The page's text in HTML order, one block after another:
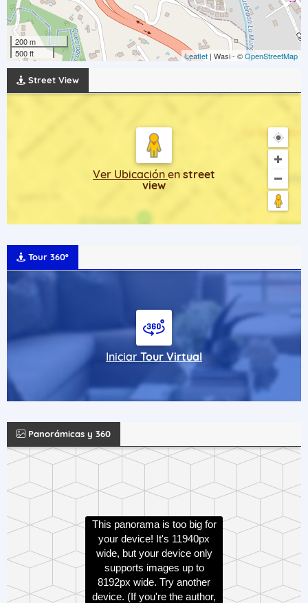
200 m
500 ft
Leaflet | Wasi - ©OpenStreetMap
Street View
Ver Ubicación en street
view
Tour 360º
Iniciar Tour Virtual
Panorámicas y 360
This panorama is too big for
your device! It's 11940px
wide, but your device only
supports images up to
8192px wide. Try another
device. (If you're the author,